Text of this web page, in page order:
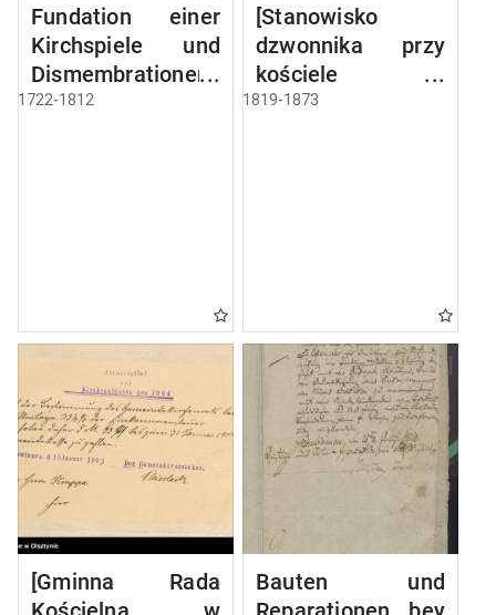
Fundation einer
Kirchspiele und
Dismembrationen-
Sache
1722-1812
[Stanowisko
dzwonnika przy
kościele w
Miłkach]
1819-1873
[Gminna Rada
Bauten und